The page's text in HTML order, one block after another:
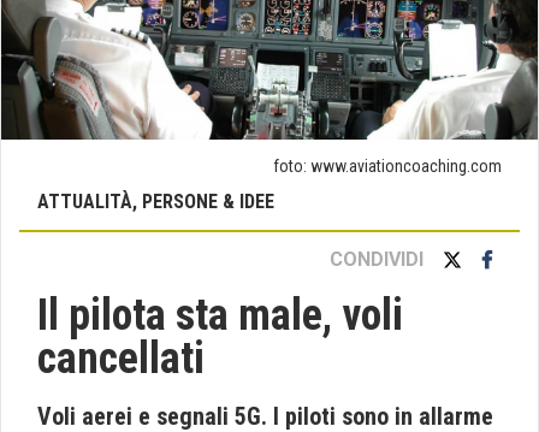
foto: www.aviationcoaching.com
ATTUALITÀ, PERSONE & IDEE
CONDIVIDI
Il pilota sta male, voli
cancellati
Voli aerei e segnali 5G. I piloti sono in allarme